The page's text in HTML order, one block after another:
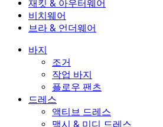
맥시 & 미디 스커트
롬퍼
플러스 사이즈 하의
플러스 사이즈 상의
플러스 사이즈 드레스
재킷 & 아우터웨어
재킷 & 아우터웨어
재킷 & 아우터웨어
아우터웨어
비치웨어
비치웨어
수영복 상의
수영복 세트
브라 & 언더웨어
브라 & 언더웨어
언더웨어
바지
조거
작업 바지
플로우 팬츠
드레스
액티브 드레스
맥시 & 미디 드레스